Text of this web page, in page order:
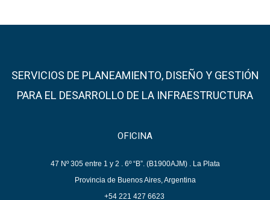
SERVICIOS DE PLANEAMIENTO, DISEÑO Y GESTIÓN
PARA EL DESARROLLO DE LA INFRAESTRUCTURA
OFICINA
47 Nº 305 entre 1 y 2 . 6º “B”.(B1900AJM) . La Plata
Provincia de Buenos Aires, Argentina
+54 221 427 6623